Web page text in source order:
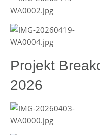
Projekt
2026